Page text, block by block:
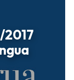
2017